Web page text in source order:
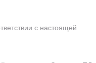
с настоящей